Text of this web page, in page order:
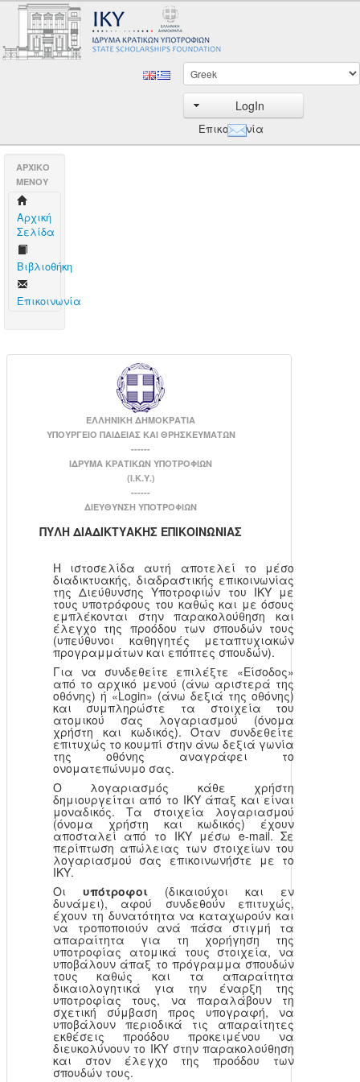
LogIn
Επικοινωνία
AΡΧΙΚΟ
ΜΕΝΟΥ
Aρχική
Σελίδα
Βιβλιοθήκη
Επικοινωνία
ΕΛΛΗΝΙΚΗ ΔΗΜΟΚΡΑΤΙΑ
ΥΠΟΥΡΓΕΙΟ ΠΑΙΔΕΙΑΣ ΚΑΙ ΘΡΗΣΚΕΥΜΑΤΩΝ
------
ΙΔΡΥΜΑ ΚΡΑΤΙΚΩΝ ΥΠΟΤΡΟΦΙΩΝ
(Ι.Κ.Υ.)
------
ΔΙΕΥΘΥΝΣΗ ΥΠΟΤΡΟΦΙΩΝ
ΠΥΛΗ ΔΙΑΔΙΚΤΥΑΚΗΣ ΕΠΙΚΟΙΝΩΝΙΑΣ
Η ιστοσελίδα αυτή αποτελεί το μέσο
διαδικτυακής, διαδραστικής επικοινωνίας
της Διεύθυνσης Υποτροφιών του ΙΚΥ με
τους υποτρόφους του καθώς και με όσους
εμπλέκονται στην παρακολούθηση και
έλεγχο της προόδου των σπουδών τους
(υπεύθυνοι καθηγητές μεταπτυχιακών
προγραμμάτων και επόπτες σπουδών).
Για να συνδεθείτε επιλέξτε «Είσοδος»
από το αρχικό μενού (άνω αριστερά της
οθόνης) ή «Login» (άνω δεξιά της οθόνης)
και συμπληρώστε τα στοιχεία του
ατομικού σας λογαριασμού (όνομα
χρήστη και κωδικός). Όταν συνδεθείτε
επιτυχώς το κουμπί στην άνω δεξιά γωνία
της οθόνης αναγράφει το
ονοματεπώνυμο σας.
Ο λογαριασμός κάθε χρήστη
δημιουργείται από το ΙΚΥ άπαξ και είναι
μοναδικός. Τα στοιχεία λογαριασμού
(όνομα χρήστη και κωδικός) έχουν
αποσταλεί από το ΙΚΥ μέσω e-mail. Σε
περίπτωση απώλειας των στοιχείων του
λογαριασμού σας επικοινωνήστε με το
ΙΚΥ.
Οι υπότροφοι(δικαιούχοι και εν
δυνάμει), αφού συνδεθούν επιτυχώς,
έχουν τη δυνατότητα να καταχωρούν και
να τροποποιούν ανά πάσα στιγμή τα
απαραίτητα για τη χορήγηση της
υποτροφίας ατομικά τους στοιχεία, να
υποβάλουν άπαξ το πρόγραμμα σπουδών
τους καθώς και τα απαραίτητα
δικαιολογητικά για την έναρξη της
υποτροφίας τους, να παραλάβουν τη
σχετική σύμβαση προς υπογραφή, να
υποβάλουν περιοδικά τις απαραίτητες
εκθέσεις προόδου προκειμένου να
διευκολύνουν το ΙΚΥ στην παρακολούθηση
και στον έλεγχο της προόδου των
σπουδών τους.